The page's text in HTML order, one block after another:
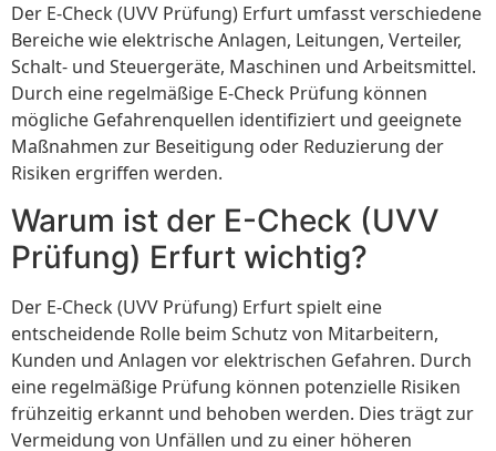
Der E-Check (UVV Prüfung) Erfurt umfasst verschiedene
Bereiche wie elektrische Anlagen, Leitungen, Verteiler,
Schalt- und Steuergeräte, Maschinen und Arbeitsmittel.
Durch eine regelmäßige E-Check Prüfung können
mögliche Gefahrenquellen identifiziert und geeignete
Maßnahmen zur Beseitigung oder Reduzierung der
Risiken ergriffen werden.
Warum ist der E-Check (UVV
Prüfung) Erfurt wichtig?
Der E-Check (UVV Prüfung) Erfurt spielt eine
entscheidende Rolle beim Schutz von Mitarbeitern,
Kunden und Anlagen vor elektrischen Gefahren. Durch
eine regelmäßige Prüfung können potenzielle Risiken
frühzeitig erkannt und behoben werden. Dies trägt zur
Vermeidung von Unfällen und zu einer höheren